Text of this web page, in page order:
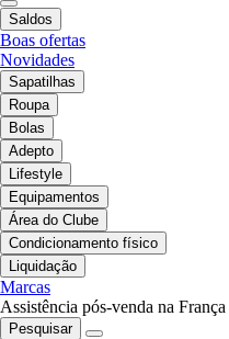
Saldos
Boas ofertas
Novidades
Sapatilhas
Roupa
Bolas
Adepto
Lifestyle
Equipamentos
Área do Clube
Condicionamento físico
Liquidação
Marcas
Assistência pós-venda na França
Pesquisar